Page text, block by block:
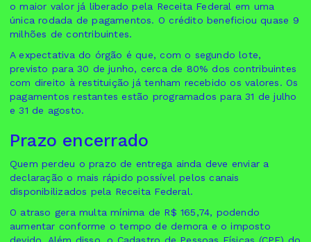
o maior valor já liberado pela Receita Federal em uma
única rodada de pagamentos. O crédito beneficiou quase 9
milhões de contribuintes.
A expectativa do órgão é que, com o segundo lote,
previsto para 30 de junho, cerca de 80% dos contribuintes
com direito à restituição já tenham recebido os valores. Os
pagamentos restantes estão programados para 31 de julho
e 31 de agosto.
Prazo encerrado
Quem perdeu o prazo de entrega ainda deve enviar a
declaração o mais rápido possível pelos canais
disponibilizados pela Receita Federal.
O atraso gera multa mínima de R$ 165,74, podendo
aumentar conforme o tempo de demora e o imposto